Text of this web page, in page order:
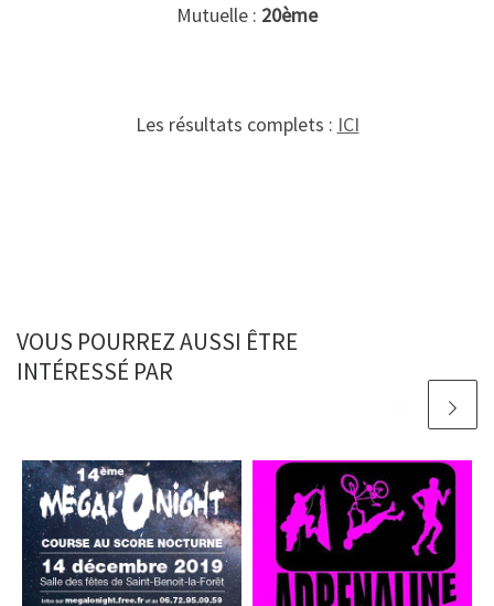
Mutuelle : 20ème
Les résultats complets : ICI
VOUS POURREZ AUSSI ÊTRE
INTÉRESSÉ PAR